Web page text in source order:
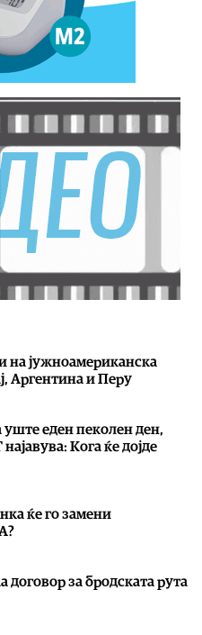
на јужноамериканска
Аргентина и Перу
уште еден пеколен ден,
Кога ќе дојде
ќе го замени
за бродската рута